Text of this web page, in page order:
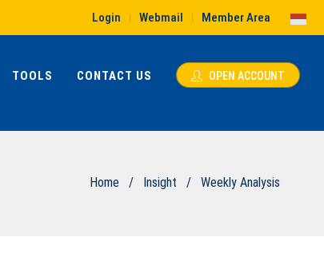
Login | Webmail | Member Area
TOOLS CONTACT US OPEN ACCOUNT
Home / Insight / Weekly Analysis